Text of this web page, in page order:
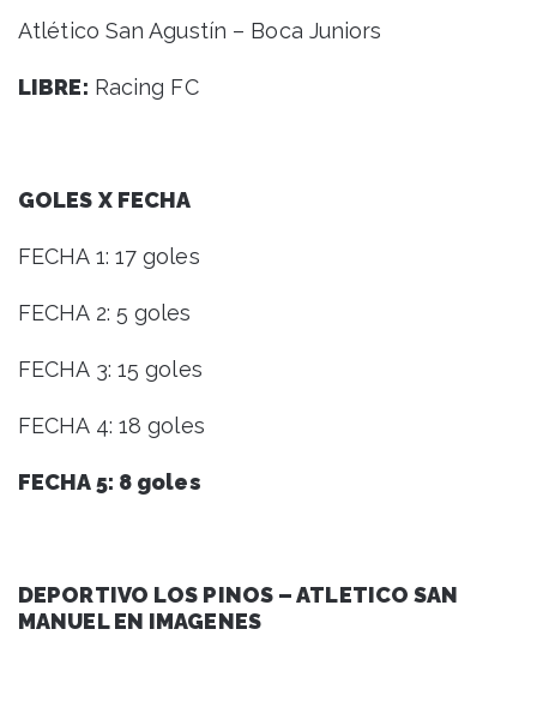
Atlético San Agustín – Boca Juniors
LIBRE: Racing FC
GOLES X FECHA
FECHA 1: 17 goles
FECHA 2: 5 goles
FECHA 3: 15 goles
FECHA 4: 18 goles
FECHA 5: 8 goles
DEPORTIVO LOS PINOS – ATLETICO SAN
MANUEL EN IMAGENES